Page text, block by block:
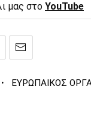
μας στο YouTube
· ΕΥΡΩΠΑΙΚΟΣ